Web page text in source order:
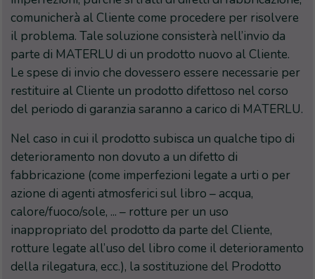
comunicherà al Cliente come procedere per risolvere
il problema. Tale soluzione consisterà nell’invio da
parte di MATERLU di un prodotto nuovo al Cliente.
Le spese di invio che dovessero essere necessarie per
restituire al Cliente un prodotto difettoso nel corso
del periodo di garanzia saranno a carico di MATERLU.
Nel caso in cui il prodotto subisca un qualche tipo di
deterioramento non dovuto a un difetto di
fabbricazione (come imperfezioni legate a urti o per
azione di agenti atmosferici sul libro – acqua,
calore/fuoco/sole, ... – rotture per un uso
inappropriato del prodotto da parte del Cliente,
rotture legate all’uso del libro come il deterioramento
della rilegatura, ecc.), la sostituzione del Prodotto